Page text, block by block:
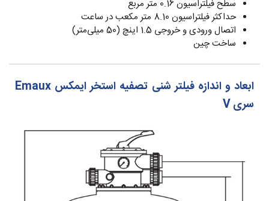
سطح فیلتراسیون 0.16 متر مربع
حداکثر فیلتراسیون 8.10 متر مکعب در ساعت
اتصال ورودی و خروجی 1.5 اینچ (50 میلی‌متر)
ساخت چین
ابعاد و اندازه فیلتر شنی تصفیه استخر ایمکس Emaux
سری V